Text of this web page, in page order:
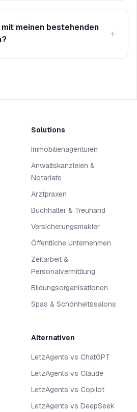
mit meinen bestehenden
+
Solutions
Immobilienagenturen
Anwaltskanzleien &
Notariate
Arztpraxen
Buchhalter & Treuhand
Versicherungsmakler
Öffentliche Unternehmen
Zeitarbeit &
Personalvermittlung
Bildungsorganisationen
Spas & Schönheitssalons
Alternativen
LetzAgents vs ChatGPT
LetzAgents vs Claude
LetzAgents vs Copilot
LetzAgents vs DeepSeek